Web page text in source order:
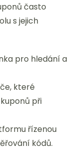
často
s jejich
pro hledání a
které
při
řízenou
kódů.